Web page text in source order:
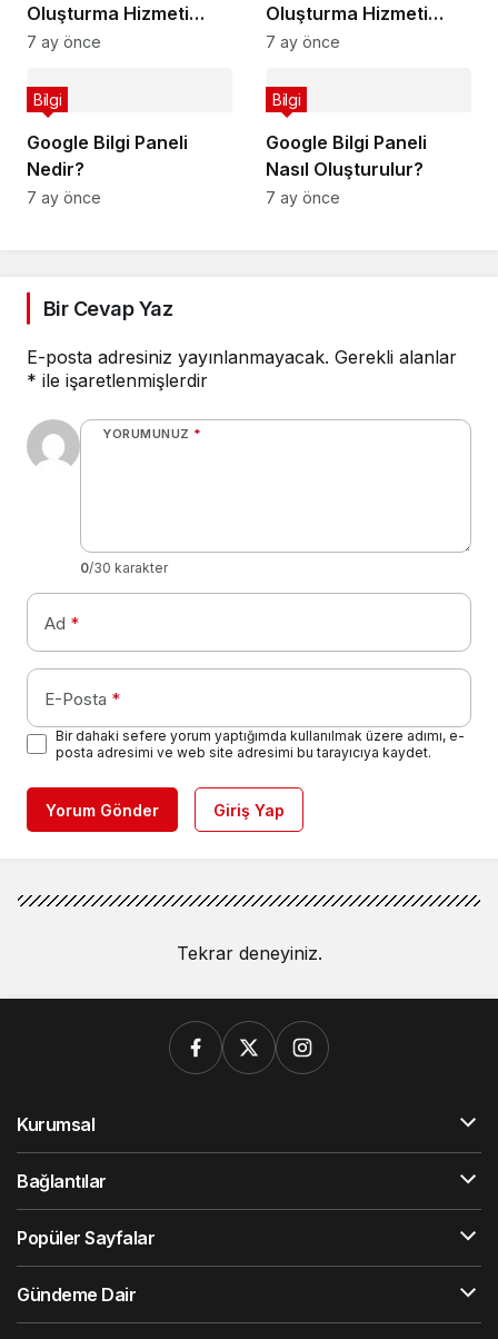
Oluşturma Hizmeti
Almadan Önce Dikkat
7 ay önce
Oluşturma Hizmeti
Nedir?
7 ay önce
Google Bilgi Paneli
Nedir?
Bilgi
7 ay önce
Google Bilgi Paneli
Nasıl Oluşturulur?
Bilgi
7 ay önce
Bir Cevap Yaz
E-posta adresiniz yayınlanmayacak. Gerekli alanlar
* ile işaretlenmişlerdir
YORUMUNUZ *
0/30 karakter
Ad *
E-Posta *
Bir dahaki sefere yorum yaptığımda kullanılmak üzere adımı, e-
posta adresimi ve web site adresimi bu tarayıcıya kaydet.
Yorum Gönder Giriş Yap
Tekrar deneyiniz.
Kurumsal
Bağlantılar
Popüler Sayfalar
Gündeme Dair